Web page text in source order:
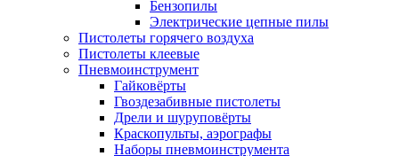
Бензопилы
Электрические цепные пилы
Пистолеты горячего воздуха
Пистолеты клеевые
Пневмоинструмент
Гайковёрты
Гвоздезабивные пистолеты
Дрели и шуруповёрты
Краскопульты, аэрографы
Наборы пневмоинструмента